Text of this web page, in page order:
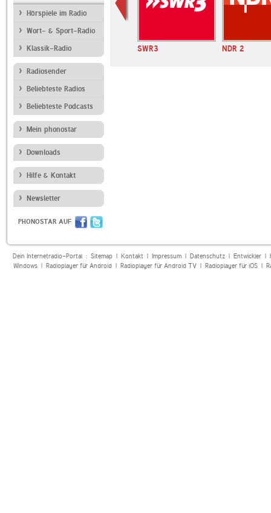
Hörspiele im Radio
Wort- & Sport-Radio
Klassik-Radio
Radiosender
Beliebteste Radios
Beliebteste Podcasts
Mein phonostar
Downloads
Hilfe & Kontakt
Newsletter
PHONOSTAR AUF
Schwarzwaldradio SWR3 NDR 2
Dein Internetradio-Portal : Sitemap| Kontakt| Impressum| Datenschutz| Entwickler|
Windows| Radioplayer für Android| Radioplayer für Android TV| Radioplayer für iOS|